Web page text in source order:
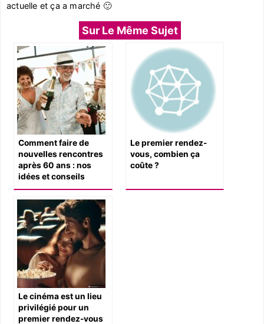
actuelle et ça a marché 🙂
Sur Le Même Sujet
Comment faire de
nouvelles rencontres
après 60 ans : nos
idées et conseils
Le premier rendez-
vous, combien ça
coûte ?
Le cinéma est un lieu
privilégié pour un
premier rendez-vous